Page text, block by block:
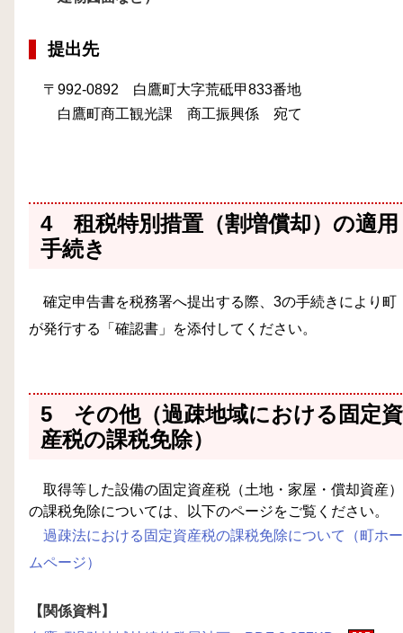
提出先
〒992-0892 白鷹町大字荒砥甲833番地
白鷹町商工観光課 商工振興係 宛て
4 租税特別措置（割増償却）の適用
手続き
確定申告書を税務署へ提出する際、3の手続きにより町
が発行する「確認書」を添付してください。
5 その他（過疎地域における固定資
産税の課税免除）
取得等した設備の固定資産税（土地・家屋・償却資産）
の課税免除については、以下のページをご覧ください。
過疎法における固定資産税の課税免除について（町ホー
ムページ）
【関係資料】